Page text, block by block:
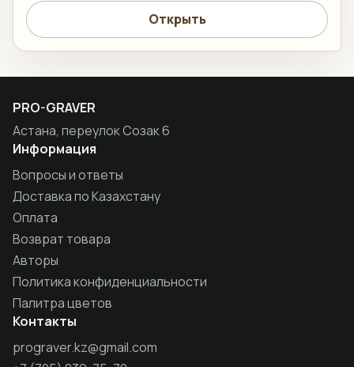
Открыть
PRO-GRAVER
Астана, переулок Созак 6
Информация
Вопросы и ответы
Доставка по Казахстану
Оплата
Возврат товара
Авторы
Политика конфиденциальности
Палитра цветов
Контакты
prograver.kz@gmail.com